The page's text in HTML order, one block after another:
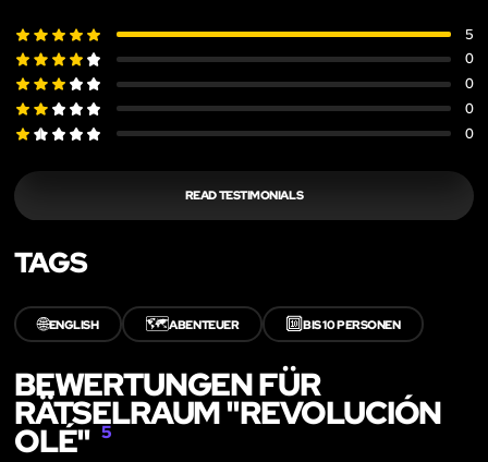
5
0
0
0
0
READ TESTIMONIALS
TAGS
🌐ENGLISH 🗺️ABENTEUER 🔟BIS 10 PERSONEN
BEWERTUNGEN FÜR
RÄTSELRAUM "REVOLUCIÓN
OLÉ" 5